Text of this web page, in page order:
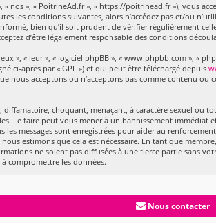
« nos », « PoitrineAd.fr », « https://poitrinead.fr »), vous
les conditions suivantes, alors n’accédez pas et/ou
bien qu’il soit prudent de vérifier régulièrement
d’être légalement responsable des conditions
», « leur », « logiciel phpBB », « www.phpbb.com », «
ci-après par « GPL ») et qui peut être téléchargé depuis
nous acceptons ou n’acceptons pas comme contenu
choquant, menaçant, à caractère sexuel ou
Le faire peut vous mener à un bannissement
les messages sont enregistrées pour aider au
estimons que cela est nécessaire. En tant que
ne soient pas diffusées à une tierce partie sans
compromettre les données.
Nous contacter